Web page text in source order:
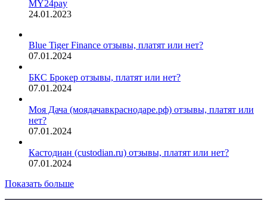
MY24pay
24.01.2023
Blue Tiger Finance отзывы, платят или нет?
07.01.2024
БКС Брокер отзывы, платят или нет?
07.01.2024
Моя Дача (моядачавкраснодаре.рф) отзывы, платят или
нет?
07.01.2024
Кастодиан (custodian.ru) отзывы, платят или нет?
07.01.2024
Показать больше